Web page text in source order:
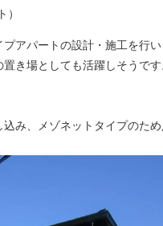
アパートの設計・施工を行
き場としても活躍しそうで
み、メゾネットタイプのため